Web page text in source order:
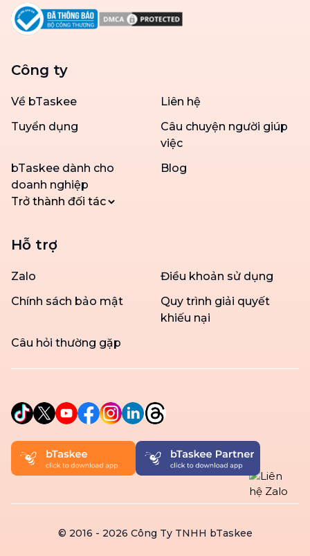
Công ty
Về bTaskee
Liên hệ
Tuyển dụng
Câu chuyện người giúp
việc
bTaskee dành cho
doanh nghiệp
Blog
Trở thành đối tác
Hỗ trợ
Zalo
Điều khoản sử dụng
Chính sách bảo mật
Quy trình giải quyết
khiếu nại
Câu hỏi thường gặp
© 2016 - 2026 Công Ty TNHH bTaskee